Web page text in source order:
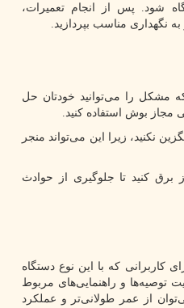
شود. پس از انجام تعمیرات،
نگهداری مناسب بپردازید.
مشکل را می‌توانید خودتان حل
مجاز بوش استفاده کنید.
نکنید، زیرا این می‌تواند منجر
برق کنید تا جلوگیری از حوادث
کاربرانی که با این نوع دستگاه
توصیه‌ها و راهنمایی‌های مربوط
از عمر طولانی‌تر و عملکرد